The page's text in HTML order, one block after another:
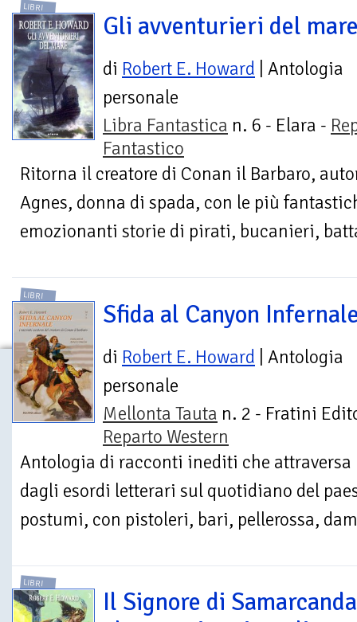
LIBRI
Gli avventurieri del
di Robert E. Howard | Antologia
personale
Libra Fantastica n. 6 - Elara -
Fantastico
Ritorna il creatore di Conan il Barbaro,
Agnes, donna di spada, con le più
emozionanti storie di pirati, bucanieri,
LIBRI
Sfida al Canyon
di Robert E. Howard | Antologia
personale
Mellonta Tauta n. 2 - Fratini
Reparto Western
Antologia di racconti inediti che
dagli esordi letterari sul quotidiano del
postumi, con pistoleri, bari, pellerossa,
LIBRI
Il Signore di